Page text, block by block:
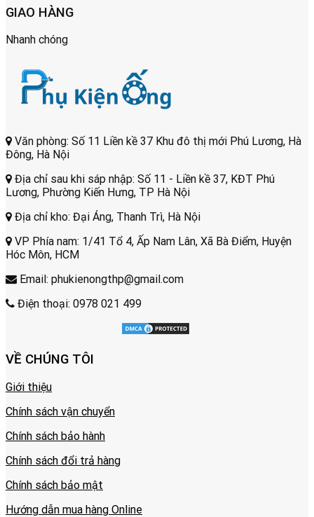
GIAO HÀNG
Nhanh chóng
Văn phòng: Số 11 Liền kề 37 Khu đô thị mới Phú Lương, Hà
Đông, Hà Nội
Địa chỉ sau khi sáp nhập: Số 11 - Liền kề 37, KĐT Phú
Lương, Phường Kiến Hưng, TP Hà Nội
Địa chỉ kho: Đại Áng, Thanh Trì, Hà Nội
VP Phía nam: 1/41 Tổ 4, Ấp Nam Lân, Xã Bà Điểm, Huyện
Hóc Môn, HCM
Email: phukienongthp@gmail.com
Điện thoại: 0978 021 499
VỀ CHÚNG TÔI
Giới thiệu
Chính sách vận chuyển
Chính sách bảo hành
Chính sách đổi trả hàng
Chính sách bảo mật
Hướng dẫn mua hàng Online